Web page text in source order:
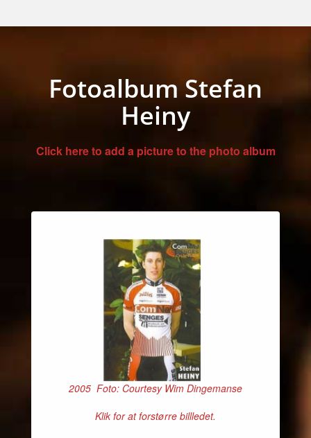
Fotoalbum Stefan
Heiny
Click here to add a picture to the photo album
2005 Foto: Courtesy Wim Dingemanse
Klik for at forstørre billledet.